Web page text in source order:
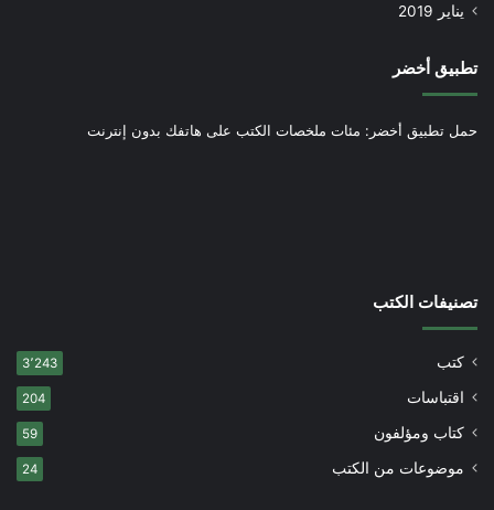
يناير 2019
تطبيق أخضر
حمل تطبيق أخضر: مئات ملخصات الكتب على هاتفك بدون إنترنت
تصنيفات الكتب
كتب 3٬243
اقتباسات 204
كتاب ومؤلفون 59
موضوعات من الكتب 24